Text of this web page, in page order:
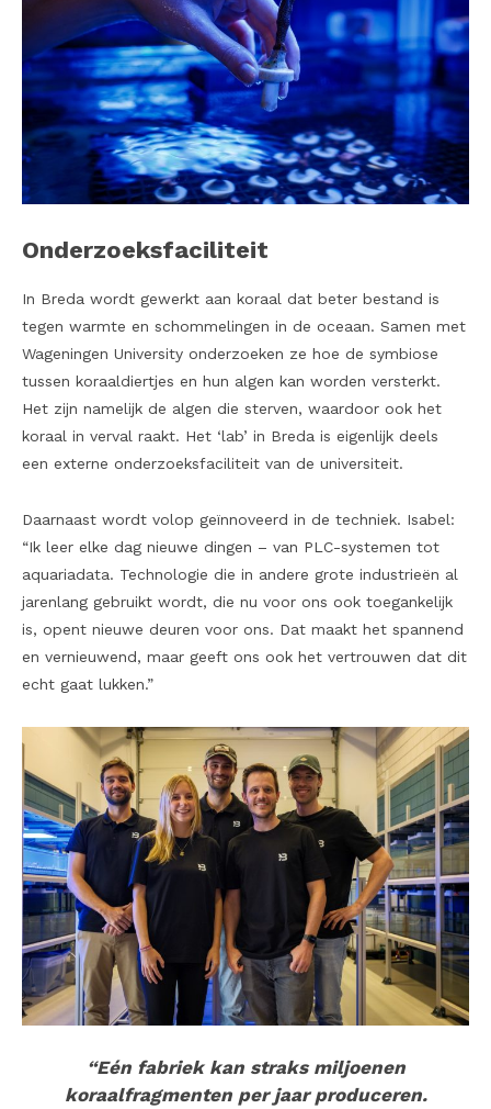
Onderzoeksfaciliteit
In Breda wordt gewerkt aan koraal dat beter bestand is
tegen warmte en schommelingen in de oceaan. Samen met
Wageningen University onderzoeken ze hoe de symbiose
tussen koraaldiertjes en hun algen kan worden versterkt.
Het zijn namelijk de algen die sterven, waardoor ook het
koraal in verval raakt. Het ‘lab’ in Breda is eigenlijk deels
een externe onderzoeksfaciliteit van de universiteit.
Daarnaast wordt volop geïnnoveerd in de techniek. Isabel:
“Ik leer elke dag nieuwe dingen – van PLC-systemen tot
aquariadata. Technologie die in andere grote industrieën al
jarenlang gebruikt wordt, die nu voor ons ook toegankelijk
is, opent nieuwe deuren voor ons. Dat maakt het spannend
en vernieuwend, maar geeft ons ook het vertrouwen dat dit
echt gaat lukken.”
“Eén fabriek kan straks miljoenen
koraalfragmenten per jaar produceren.